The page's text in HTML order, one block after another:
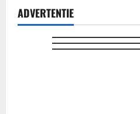
ADVERTENTIE